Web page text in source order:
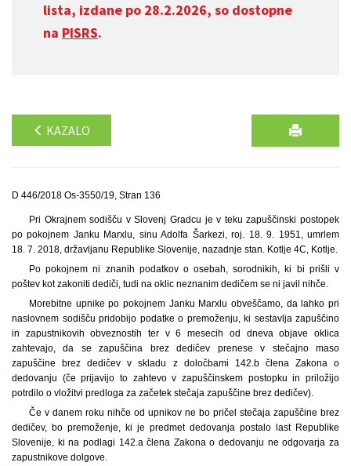
lista, izdane po 28.2.2026, so dostopne
na PISRS.
KAZALO
D 446/2018 Os-3550/19, Stran 136
Pri Okrajnem sodišču v Slovenj Gradcu je v teku zapuščinski postopek
po pokojnem Janku Marxlu, sinu Adolfa Šarkezi, roj. 18. 9. 1951, umrlem
18. 7. 2018, državljanu Republike Slovenije, nazadnje stan. Kotlje 4C, Kotlje.
Po pokojnem ni znanih podatkov o osebah, sorodnikih, ki bi prišli v
poštev kot zakoniti dediči, tudi na oklic neznanim dedičem se ni javil nihče.
Morebitne upnike po pokojnem Janku Marxlu obveščamo, da lahko pri
naslovnem sodišču pridobijo podatke o premoženju, ki sestavlja zapuščino
in zapustnikovih obveznostih ter v 6 mesecih od dneva objave oklica
zahtevajo, da se zapuščina brez dedičev prenese v stečajno maso
zapuščine brez dedičev v skladu z določbami 142.b člena Zakona o
dedovanju (če prijavijo to zahtevo v zapuščinskem postopku in priložijo
potrdilo o vložitvi predloga za začetek stečaja zapuščine brez dedičev).
Če v danem roku nihče od upnikov ne bo pričel stečaja zapuščine brez
dedičev, bo premoženje, ki je predmet dedovanja postalo last Republike
Slovenije, ki na podlagi 142.a člena Zakona o dedovanju ne odgovarja za
zapustnikove dolgove.